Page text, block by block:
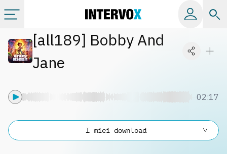
Categorie
[all189] Bobby And
Jane
02:17
I miei download